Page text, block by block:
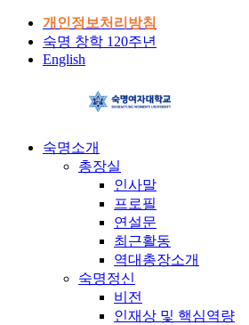
개인정보처리방침
숙명 창학 120주년
English
숙명소개
총장실
인사말
프로필
연설문
최근활동
역대총장소개
숙명정신
비전
인재상 및 핵심역량